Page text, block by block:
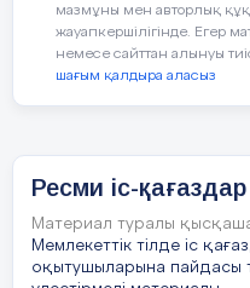
мамандықты
өкініңкіредім,
деген
ата-аналар арасында
қапыға түстім.
балалардың, одан
мемлекеттік тілге
оятамын, оның
мазмұны мен авторлық
жауапкершілігінде. Егер
немесе сайттан алынуы
шағым қалдыра аласыз
Ресми іс-қағаздар
Материал туралы қысқаша
Мемлекеттік тілде іс
оқытушыларына пайдасы